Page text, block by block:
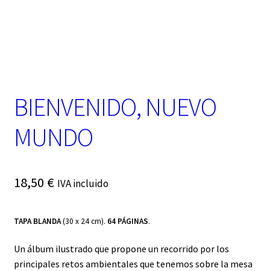
BIENVENIDO, NUEVO
MUNDO
18,50 € IVA incluido
TAPA BLANDA(30 x 24 cm). 64 PÁGINAS.
Un álbum ilustrado que propone un recorrido por los
principales retos ambientales que tenemos sobre la mesa